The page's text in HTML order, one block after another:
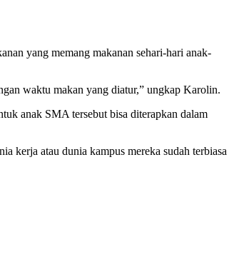
yang memang makanan sehari-hari anak-
waktu makan yang diatur,” ungkap Karolin.
anak SMA tersebut bisa diterapkan dalam
kerja atau dunia kampus mereka sudah terbiasa